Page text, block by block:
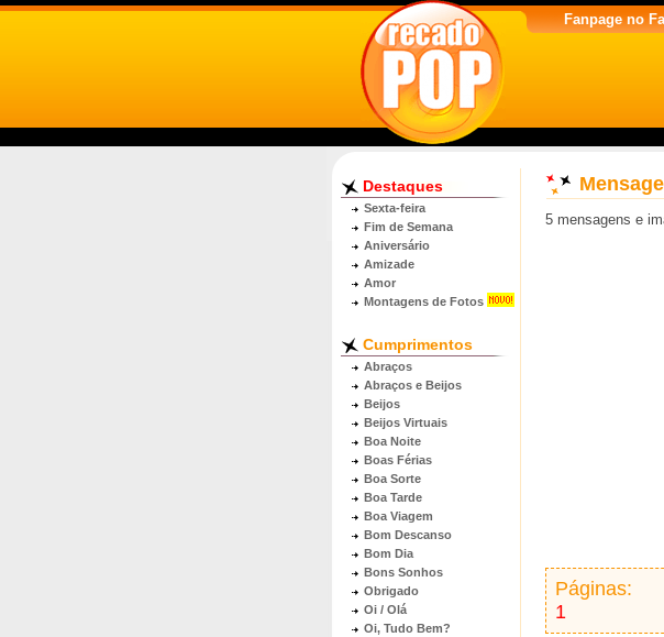
Fanpage no
Destaques
Sexta-feira
Fim de Semana
Aniversário
Amizade
Amor
Montagens de Fotos
Cumprimentos
Abraços
Abraços e Beijos
Beijos
Beijos Virtuais
Boa Noite
Boas Férias
Boa Sorte
Boa Tarde
Boa Viagem
Bom Descanso
Bom Dia
Bons Sonhos
Obrigado
Oi / Olá
Oi, Tudo Bem?
5 mensagens e
Páginas:
1